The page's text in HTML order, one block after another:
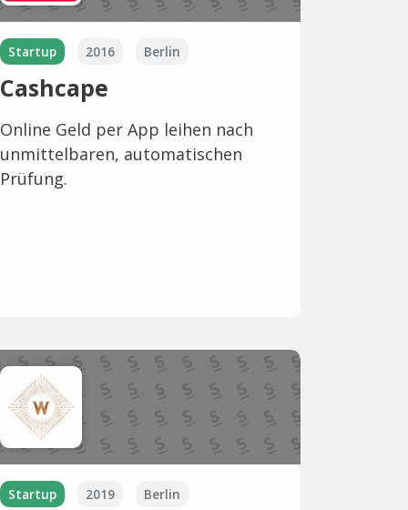
Startup 2016 Berlin
Cashcape
Online Geld per App leihen nach
unmittelbaren, automatischen
Prüfung.
Startup 2019 Berlin